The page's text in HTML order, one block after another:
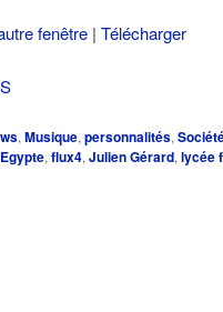
fenêtre | Télécharger
,Musique,personnalités,
Egypte,flux4,Julien Gérard,lycée